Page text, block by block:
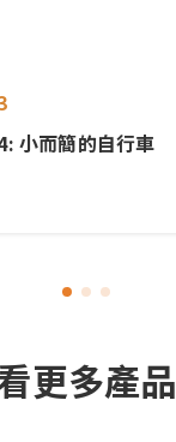
小而簡的自行車
更多產品